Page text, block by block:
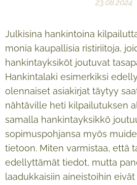
23.08.2024
Julkisina hankintoina
monia kaupallisia ristiriitoja,
hankintayksiköt joutuvat
Hankintalaki esimerkiksi
olennaiset asiakirjat täytyy
nähtäville heti kilpailutuksen
samalla hankintayksikkö
sopimuspohjansa myös
tietoon. Miten varmistaa, että
edellyttämät tiedot, mutta
laadukkaisiin aineistoihin